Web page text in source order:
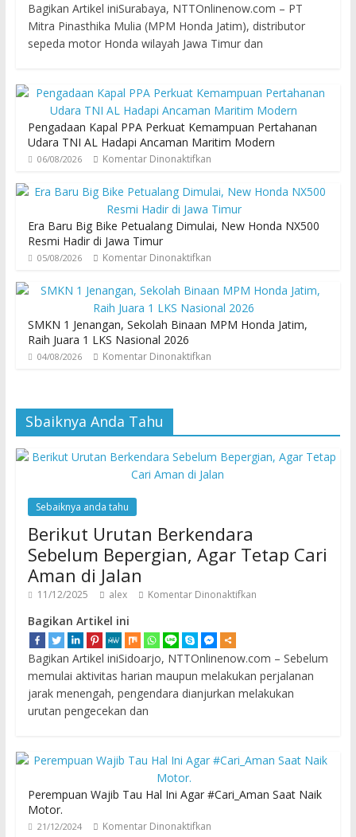
Bagikan Artikel iniSurabaya, NTTOnlinenow.com – PT
Mitra Pinasthika Mulia (MPM Honda Jatim), distributor
sepeda motor Honda wilayah Jawa Timur dan
Pengadaan Kapal PPA Perkuat Kemampuan Pertahanan
Udara TNI AL Hadapi Ancaman Maritim Modern
06/08/2026 Komentar Dinonaktifkan
Era Baru Big Bike Petualang Dimulai, New Honda NX500
Resmi Hadir di Jawa Timur
05/08/2026 Komentar Dinonaktifkan
SMKN 1 Jenangan, Sekolah Binaan MPM Honda Jatim,
Raih Juara 1 LKS Nasional 2026
04/08/2026 Komentar Dinonaktifkan
Sbaiknya Anda Tahu
Sebaiknya anda tahu
Berikut Urutan Berkendara
Sebelum Bepergian, Agar Tetap Cari
Aman di Jalan
11/12/2025 alex Komentar Dinonaktifkan
Bagikan Artikel ini
Bagikan Artikel iniSidoarjo, NTTOnlinenow.com – Sebelum
memulai aktivitas harian maupun melakukan perjalanan
jarak menengah, pengendara dianjurkan melakukan
urutan pengecekan dan
Perempuan Wajib Tau Hal Ini Agar #Cari_Aman Saat Naik
Motor.
21/12/2024 Komentar Dinonaktifkan